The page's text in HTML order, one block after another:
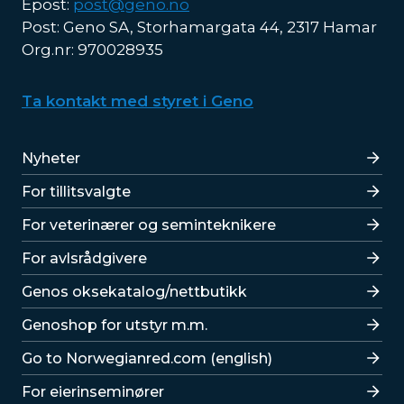
Epost: post@geno.no
Post: Geno SA, Storhamargata 44, 2317 Hamar
Org.nr: 970028935
Ta kontakt med styret i Geno
Lenker
Nyheter
For tillitsvalgte
For veterinærer og seminteknikere
For avlsrådgivere
Lenker
Genos oksekatalog/nettbutikk
Genoshop for utstyr m.m.
Go to Norwegianred.com (english)
For eierinseminører